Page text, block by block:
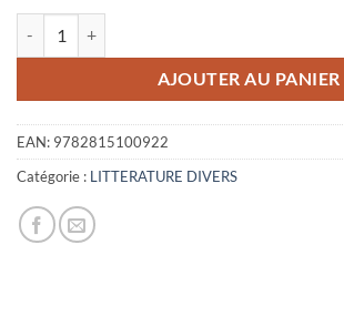
17,00€.2,00€.
AJOUTER AU PANIER
EAN: 9782815100922
Catégorie : LITTERATURE DIVERS